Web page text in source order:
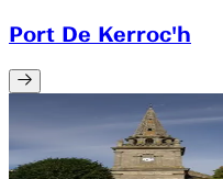
Port De Kerroc'h